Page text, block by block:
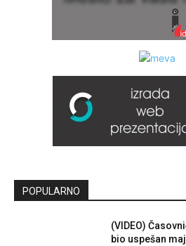
POPULARNO
(VIDEO)
bio uspešan